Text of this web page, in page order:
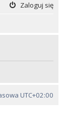
Zaloguj się
UTC+02:00